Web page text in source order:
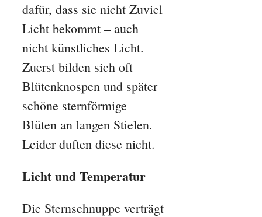
dafür, dass sie nicht Zuviel
Licht bekommt – auch
nicht künstliches Licht.
Zuerst bilden sich oft
Blütenknospen und später
schöne sternförmige
Blüten an langen Stielen.
Leider duften diese nicht.
Licht und Temperatur
Die Sternschnuppe verträgt